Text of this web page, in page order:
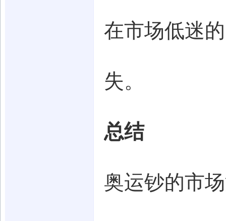
在市场低迷
失。
总结
奥运钞的市